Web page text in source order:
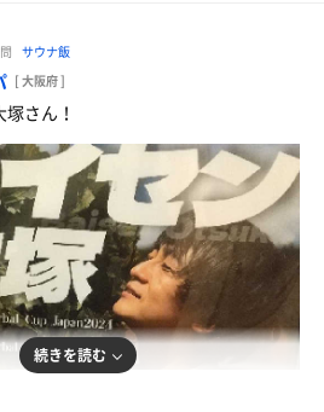
ーズマリー&柑橘→青森ヒバ&フェ
った！
のキレと細かさも凄いし、何より手
❗️
床スレスレバージョンでの指先1本
優雅で余裕ある動き。
のソロ
マスパーティー🎉
ュージョン(お茶☕️)→もみ&スターアニ
🎄)→バニラ&シナモン&ベリー(ケー
レゼント🎁
サウナ飯
[ 大阪府 ]
さん！
続きを読む